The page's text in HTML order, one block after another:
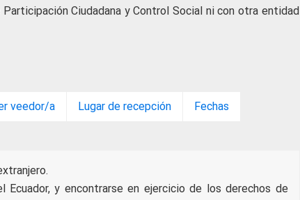
Ciudadana y Control Social ni con otra entidad
veedor/a Lugar de recepción Fechas
Ecuador, y encontrarse en ejercicio de los derechos de